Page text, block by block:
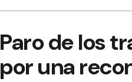
Paro de los
por una